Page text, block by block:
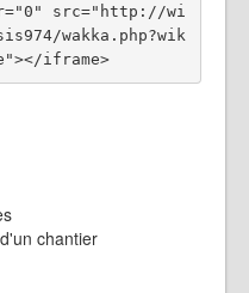
src="http://wi
wakka.php?wik
i=yskctricedhdjip/iframe"></iframe>
chantier